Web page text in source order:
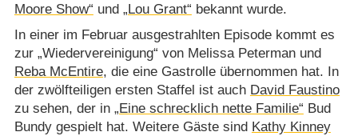
Moore Show“ und „Lou Grant“ bekannt wurde.
In einer im Februar ausgestrahlten Episode kommt es
zur „Wiedervereinigung“ von Melissa Peterman und
Reba McEntire, die eine Gastrolle übernommen hat. In
der zwölfteiligen ersten Staffel ist auch David Faustino
zu sehen, der in „Eine schrecklich nette Familie“ Bud
Bundy gespielt hat. Weitere Gäste sind Kathy Kinney